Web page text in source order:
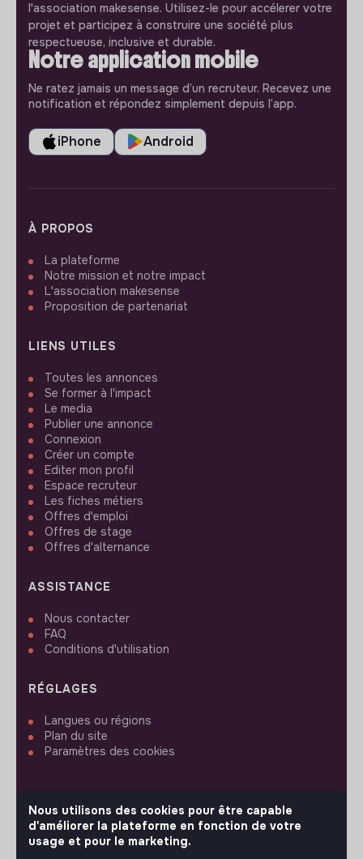
l'association makesense. Utilisez-le pour accélerer votre
projet et participez à construire une société plus
respectueuse, inclusive et durable.
Notre application mobile
Ne ratez jamais un message d’un recruteur. Recevez une
notification et répondez simplement depuis l’app.
iPhone Android
À PROPOS
La plateforme
Notre mission et notre impact
L'association makesense
Proposition de partenariat
LIENS UTILES
Toutes les annonces
Se former à l'impact
Le media
Publier une annonce
Connexion
Créer un compte
Editer mon profil
Espace recruteur
Les fiches métiers
Offres d'emploi
Offres de stage
Offres d'alternance
ASSISTANCE
Nous contacter
FAQ
Conditions d'utilisation
RÉGLAGES
Langues ou régions
Plan du site
Paramètres des cookies
SUIVEZ-NOUS
Nous utilisons des cookies pour être capable
d'améliorer la plateforme en fonction de votre
usage et pour le marketing.